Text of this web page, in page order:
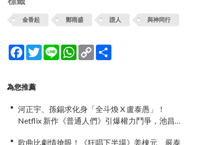
金香起 鄭雨盛 證人 與神同行
Facebook
TwitterLine WhatsApp
Copy
Link
為您推薦
河正宇、孫錫求化身「全斗煥 X 盧泰愚」！
Netflix 新作《普通人們》引爆權力鬥爭，池昌旭
歌曲比劇情搶眼！《狂唱下半場》姜棟元、嚴泰